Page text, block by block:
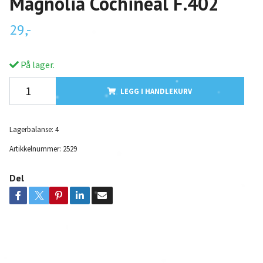
29,-
På lager.
LEGG I HANDLEKURV
Lagerbalanse: 4
Artikkelnummer: 2529
Del